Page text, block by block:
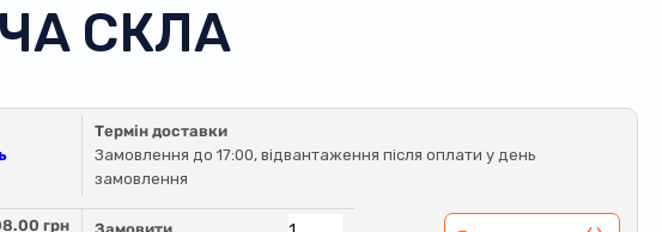
СКЛА
Термін доставки
Замовлення до 17:00, відвантаження після оплати у день
замовлення
грн